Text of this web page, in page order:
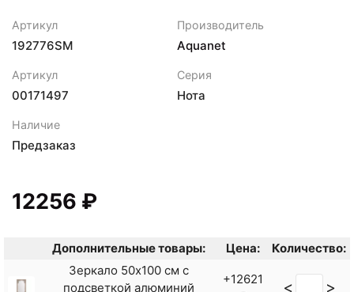
Артикул
192776SM
Производитель
Aquanet
Артикул
00171497
Серия
Нота
Наличие
Предзаказ
12256 ₽
Дополнительные товары: Цена:
Количество:
Зеркало 50x100 см с
подсветкой алюминий
+12621
< >